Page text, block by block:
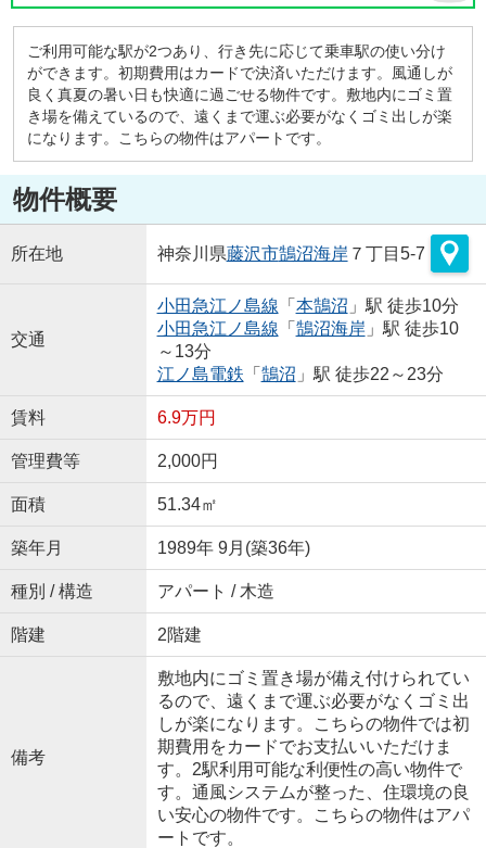
ご利用可能な駅が2つあり、行き先に応じて乗車駅の使い分け
ができます。初期費用はカードで決済いただけます。風通しが
良く真夏の暑い日も快適に過ごせる物件です。敷地内にゴミ置
き場を備えているので、遠くまで運ぶ必要がなくゴミ出しが楽
になります。こちらの物件はアパートです。
物件概要
所在地 神奈川県藤沢市鵠沼海岸 ７丁目5-7
交通
小田急江ノ島線 「 本鵠沼 」駅 徒歩10分
小田急江ノ島線 「 鵠沼海岸 」駅 徒歩10
～13分
江ノ島電鉄 「 鵠沼 」駅 徒歩22～23分
賃料 6.9万円
管理費等 2,000円
面積 51.34㎡
築年月 1989年 9月(築36年)
種別 / 構造 アパート / 木造
階建 2階建
備考
敷地内にゴミ置き場が備え付けられてい
るので、遠くまで運ぶ必要がなくゴミ出
しが楽になります。こちらの物件では初
期費用をカードでお支払いいただけま
す。2駅利用可能な利便性の高い物件で
す。通風システムが整った、住環境の良
い安心の物件です。こちらの物件はアパ
ートです。